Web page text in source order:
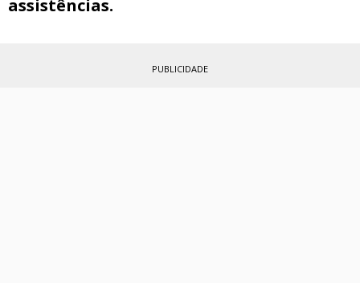
assistências.
PUBLICIDADE